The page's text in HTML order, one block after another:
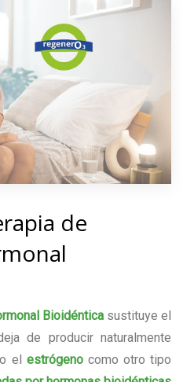
de
Bioidénticasustituye el
de producir naturalmente
el estrógenocomo otro tipo